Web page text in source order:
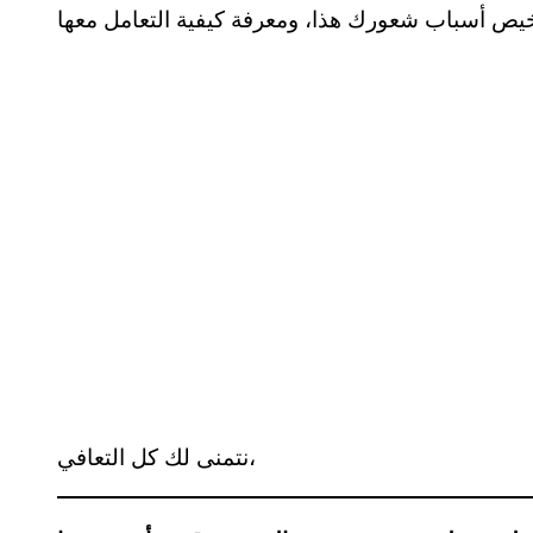
نتمنى لك كل التعافي،